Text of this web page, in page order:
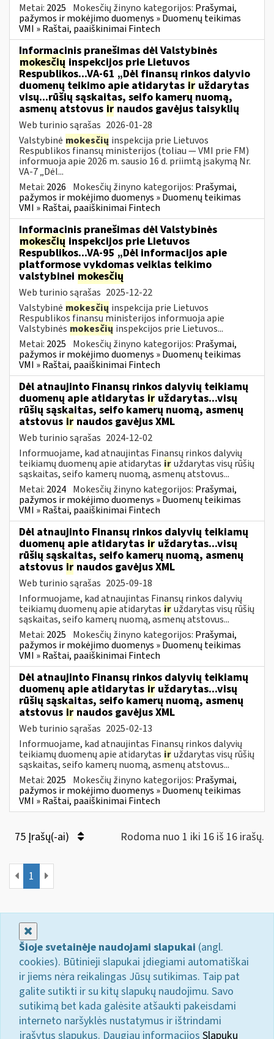
Metai: 2025 Mokesčių žinyno kategorijos: Prašymai,
pažymos ir mokėjimo duomenys » Duomenų teikimas
VMI » Raštai, paaiškinimai Fintech
Informacinis pranešimas dėl Valstybinės
mokesčių inspekcijos prie Lietuvos
Respublikos...VA-61 „Dėl finansų rinkos dalyvio
duomenų teikimo apie atidarytas ir uždarytas
visų...rūšių sąskaitas, seifo kamerų nuomą,
asmenų atstovus ir naudos gavėjus taisyklių
Web turinio sąrašas 2026-01-28
Valstybinė mokesčių inspekcija prie Lietuvos
Respublikos finansų ministerijos (toliau — VMI prie FM)
informuoja apie 2026 m. sausio 16 d. priimtą įsakymą Nr.
VA-7 „Dėl...
Metai: 2026 Mokesčių žinyno kategorijos: Prašymai,
pažymos ir mokėjimo duomenys » Duomenų teikimas
VMI » Raštai, paaiškinimai Fintech
Informacinis pranešimas dėl Valstybinės
mokesčių inspekcijos prie Lietuvos
Respublikos...VA-95 „Dėl informacijos apie
platformose vykdomas veiklas teikimo
valstybinei mokesčių
Web turinio sąrašas 2025-12-22
Valstybinė mokesčių inspekcija prie Lietuvos
Respublikos finansų ministerijos informuoja apie
Valstybinės mokesčių inspekcijos prie Lietuvos...
Metai: 2025 Mokesčių žinyno kategorijos: Prašymai,
pažymos ir mokėjimo duomenys » Duomenų teikimas
VMI » Raštai, paaiškinimai Fintech
Dėl atnaujinto Finansų rinkos dalyvių teikiamų
duomenų apie atidarytas ir uždarytas...visų
rūšių sąskaitas, seifo kamerų nuomą, asmenų
atstovus ir naudos gavėjus XML
Web turinio sąrašas 2024-12-02
Informuojame, kad atnaujintas Finansų rinkos dalyvių
teikiamų duomenų apie atidarytas iruždarytas visų rūšių
sąskaitas, seifo kamerų nuomą, asmenų atstovus...
Metai: 2024 Mokesčių žinyno kategorijos: Prašymai,
pažymos ir mokėjimo duomenys » Duomenų teikimas
VMI » Raštai, paaiškinimai Fintech
Dėl atnaujinto Finansų rinkos dalyvių teikiamų
duomenų apie atidarytas ir uždarytas...visų
rūšių sąskaitas, seifo kamerų nuomą, asmenų
atstovus ir naudos gavėjus XML
Web turinio sąrašas 2025-09-18
Informuojame, kad atnaujintas Finansų rinkos dalyvių
teikiamų duomenų apie atidarytas iruždarytas visų rūšių
sąskaitas, seifo kamerų nuomą, asmenų atstovus...
Metai: 2025 Mokesčių žinyno kategorijos: Prašymai,
pažymos ir mokėjimo duomenys » Duomenų teikimas
VMI » Raštai, paaiškinimai Fintech
Dėl atnaujinto Finansų rinkos dalyvių teikiamų
duomenų apie atidarytas ir uždarytas...visų
rūšių sąskaitas, seifo kamerų nuomą, asmenų
atstovus ir naudos gavėjus XML
Web turinio sąrašas 2025-02-13
Informuojame, kad atnaujintas Finansų rinkos dalyvių
teikiamų duomenų apie atidarytas iruždarytas visų rūšių
sąskaitas, seifo kamerų nuomą, asmenų atstovus...
Metai: 2025 Mokesčių žinyno kategorijos: Prašymai,
pažymos ir mokėjimo duomenys » Duomenų teikimas
VMI » Raštai, paaiškinimai Fintech
75 Įrašų(-ai) Rodoma nuo 1 iki 16 iš 16 irašų.
1
Šioje svetainėje naudojami slapukai (angl.
cookies). Būtinieji slapukai įdiegiami automatiškai
ir jiems nėra reikalingas Jūsų sutikimas. Taip pat
galite sutikti ir su kitų slapukų naudojimu. Savo
sutikimą bet kada galėsite atšaukti pakeisdami
interneto naršyklės nustatymus ir ištrindami
įrašytus slapukus. Daugiau informacijos Slapukų